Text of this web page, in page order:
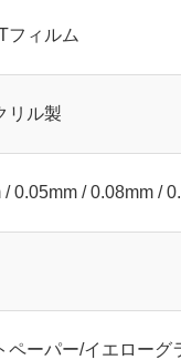
フィルム
リル製
/ 0.05mm / 0.08mm /
ペーパー/イエローグ